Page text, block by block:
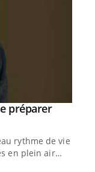
préparer
rythme de vie !
en plein air…